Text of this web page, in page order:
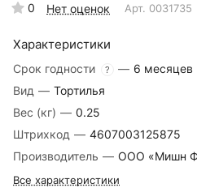
0 Нет оценок Арт. 0031735
Характеристики
Срок годности ? — 6 месяцев
Вид — Тортилья
Вес (кг) — 0.25
Штрихкод — 4607003125875
Производитель — ООО «Мишн
Все характеристики